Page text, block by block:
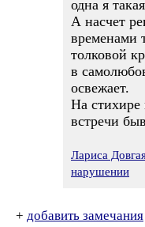
одна я
А насчет
временами
толковой
в
освежает.
На стихире
встречи
Лариса
нарушении
+ добавить замечания